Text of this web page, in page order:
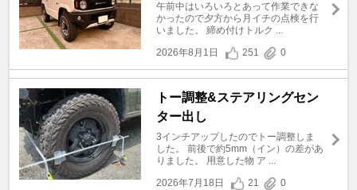
午前中はいろいろとあって作業できな
かったので夕方から月イチの点検を行
いました。 締め付けトルク ...
2026年8月1日
251 0
トー調整&ステアリングセン
ター出し
3インチアップしたのでトー調整しま
した。 前後で約5mm（イン）の差があ
りました。 用意した物 ア ...
2026年7月18日
21 0